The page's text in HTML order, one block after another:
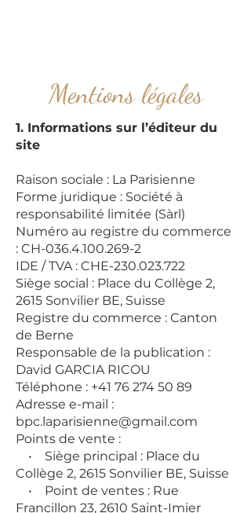
Mentions légales
1. Informations sur l’éditeur du
site
Raison sociale : La Parisienne
Forme juridique : Société à
responsabilité limitée (Sàrl)
Numéro au registre du commerce
: CH-036.4.100.269-2
IDE / TVA : CHE-230.023.722
Siège social : Place du Collège 2,
2615 Sonvilier BE, Suisse
Registre du commerce : Canton
de Berne
Responsable de la publication :
David GARCIA RICOU
Téléphone : +41 76 274 50 89
Adresse e-mail :
bpc.laparisienne@gmail.com
Points de vente :
• Siège principal : Place du
Collège 2, 2615 Sonvilier BE, Suisse
• Point de ventes : Rue
Francillon 23, 2610 Saint-Imier